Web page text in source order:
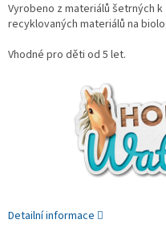
Vyrobeno z materiálů šetrných
recyklovaných materiálů na
Vhodné pro děti od 5 let.
Detailní informace